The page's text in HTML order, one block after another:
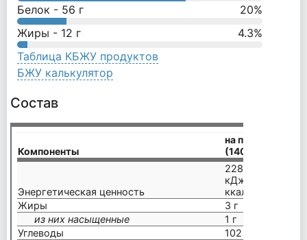
Белок - 56 г 20%
Жиры - 12 г 4.3%
Таблица КБЖУ продуктов
БЖУ калькулятор
Состав
Компоненты
на порцию
(140 г)
Энергетическая ценность
2289
кДж/550
ккал
Жиры
3 г
из них насыщенные
1 г
Углеводы
102 г